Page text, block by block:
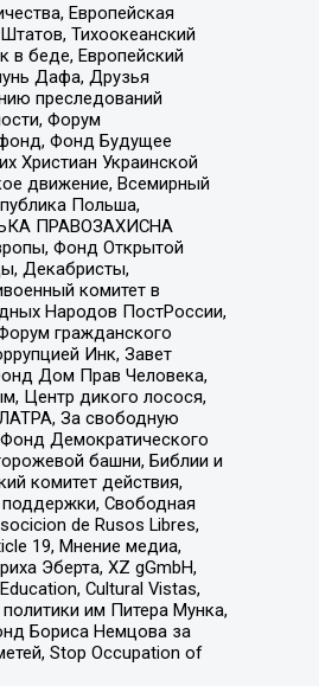
Европейская
Тихоокеанский
в беде, Европейский
Дафа, Друзья
преследований
Форум
Фонд Будущее
Христиан Украинской
движение, Всемирный
Польша,
ПРАВОЗАХИСНА
Фонд Открытой
Декабристы,
комитет в
Народов ПостРоссии,
гражданского
Инк, Завет
Дом Прав Человека,
Центр дикого лосося,
За свободную
Демократического
башни, Библии и
комитет действия,
Свободная
de Rusos Libres,
19, Мнение медиа,
Эберта, XZ gGmbH,
Cultural Vistas,
им Питера Мунка,
Бориса Немцова за
Stop Occupation of